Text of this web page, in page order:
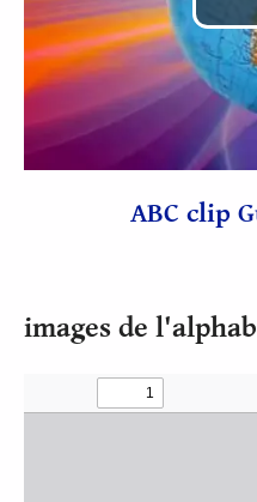
ABC clip
images de